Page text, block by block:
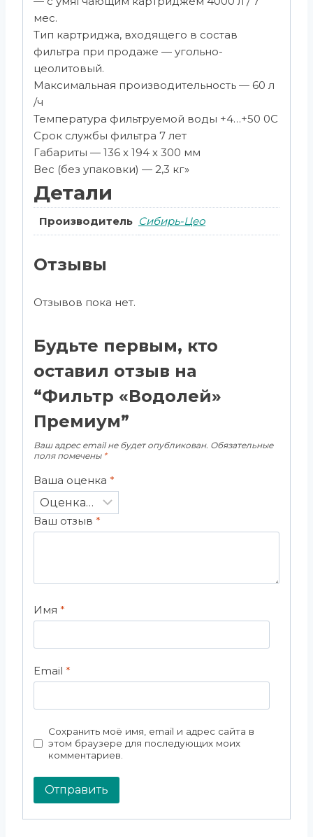
мес.
Тип картриджа, входящего в состав
фильтра при продаже — угольно-
цеолитовый.
Максимальная производительность — 60 л
/ч
Температура фильтруемой воды +4…+50 0С
Срок службы фильтра 7 лет
Габариты — 136 х 194 х 300 мм
Вес (без упаковки) — 2,3 кг»
Детали
Производитель Сибирь-Цео
Отзывы
Отзывов пока нет.
Будьте первым, кто
оставил отзыв на
“Фильтр «Водолей»
Премиум”
Ваш адрес email не будет опубликован. Обязательные
поля помечены *
Ваша оценка *
Ваш отзыв *
Имя *
Email *
Сохранить моё имя, email и адрес сайта в
этом браузере для последующих моих
комментариев.